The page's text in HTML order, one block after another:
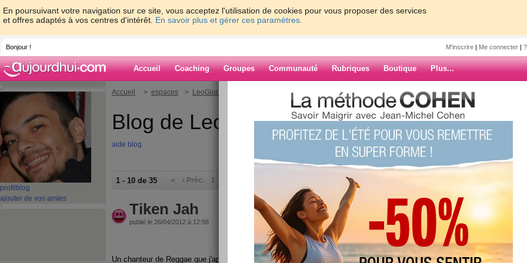
En poursuivant votre navigation sur ce site, vous acceptez l'utilisation de cookies pour vous proposer des services
et offres adaptés à vos centres d'intérêt. En savoir plus et gérer ces paramètres.
Bonjour ! M'inscrire | Me connecter |
Accueil Coaching Groupes Communauté Rubriques Boutique Plus...
profil blog
ajouter de vos amies
Accueil > espaces > LeoGiora
Blog de LeoGiora
aide blog
1 - 10 de 35 « ‹ Préc. 1
Tiken Jah
publié le 26/04/2012 à 12:58
Un chanteur de Reggae que j'apprécie énormément, je suis allé le voir en
ARCHIVES